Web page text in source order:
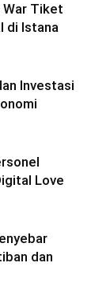
War Tiket
di Istana
Investasi
Love
dan